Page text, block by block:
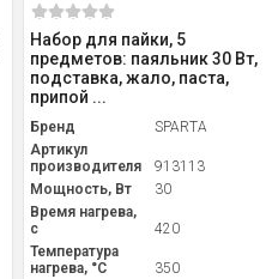
Набор для пайки, 5
предметов: паяльник 30 Вт,
подставка, жало, паста,
припой ...
Бренд
SPARTA
Артикул
производителя
913113
Мощность, Вт
30
Время нагрева,
с
420
Температура
нагрева, °С
350